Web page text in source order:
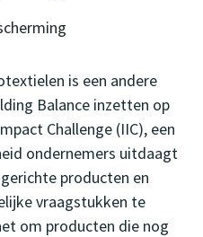
is een andere
Balance inzetten op
Challenge (IIC), een
ondernemers uitdaagt
producten en
vraagstukken te
om producten die nog